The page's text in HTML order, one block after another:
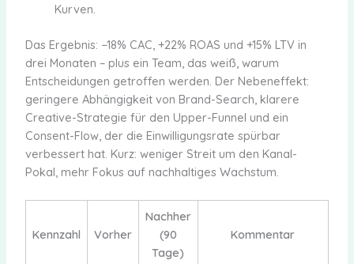
Kurven.
Das Ergebnis: −18% CAC, +22% ROAS und +15% LTV in
drei Monaten – plus ein Team, das weiß, warum
Entscheidungen getroffen werden. Der Nebeneffekt:
geringere Abhängigkeit von Brand-Search, klarere
Creative-Strategie für den Upper-Funnel und ein
Consent-Flow, der die Einwilligungsrate spürbar
verbessert hat. Kurz: weniger Streit um den Kanal-
Pokal, mehr Fokus auf nachhaltiges Wachstum.
Kennzahl Vorher
Nachher
(90
Tage)
Kommentar